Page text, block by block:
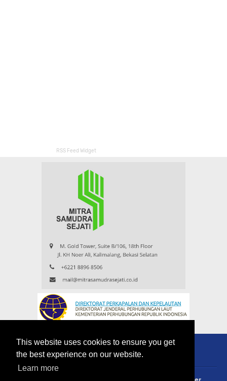
This website uses cookies to ensure you get
the best experience on our website.
Learn more
RSS Feed Widget